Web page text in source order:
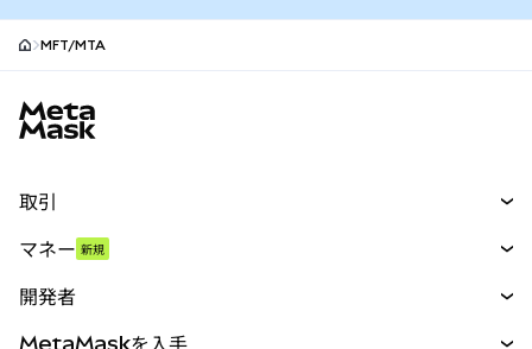
MFT/MTA
取引
パーペチュアル
マネー 新規
開発者
MetaMaskを入手